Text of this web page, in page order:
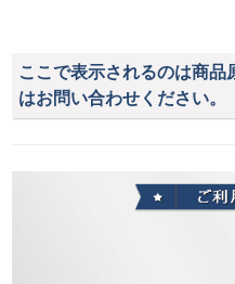
ここで表示されるのは商
はお問い合わせください。